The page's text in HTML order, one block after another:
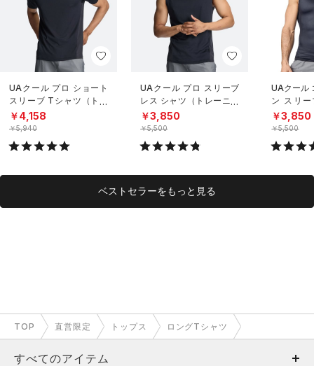
UAクール プロ ショート
スリーブ Tシャツ（トレ
ーニング/MEN）
￥4,158
￥5,940
UAクール プロ スリーブ
レス シャツ（トレーニン
グ/MEN）
￥3,850
￥5,500
UAクール
ン スリ
（トレー
￥3,850
￥5,500
ベストセラーをもっと見る
TOP 直営限定 トップス ロングTシャツ
すべてのアイテム